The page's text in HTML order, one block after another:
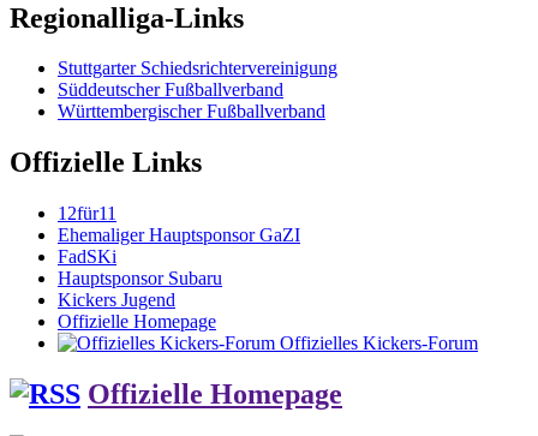
Regionalliga-Links
Stuttgarter Schiedsrichtervereinigung
Süddeutscher Fußballverband
Württembergischer Fußballverband
Offizielle Links
12für11
Ehemaliger Hauptsponsor GaZI
FadSKi
Hauptsponsor Subaru
Kickers Jugend
Offizielle Homepage
Offizielles Kickers-Forum
Offizielle Homepage